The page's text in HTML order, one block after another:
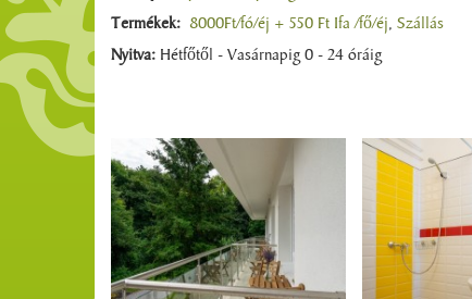
Termékek: 8000Ft/fó/éj + 550 Ft Ifa /fő/éj, Szállás
Nyitva: Hétfőtől - Vasárnapig 0 - 24 óráig